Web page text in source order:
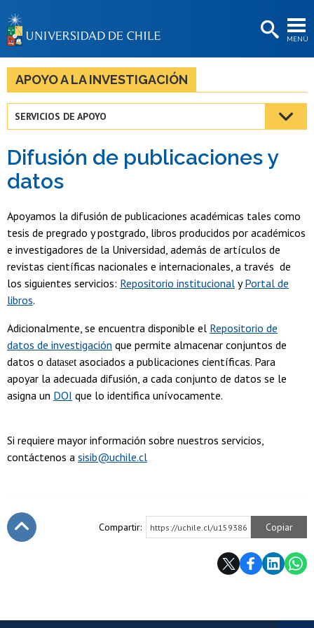
MENÚ
BIBLIOTECAS
LA UNIVERSIDAD
Estudiantes
Académicas/os
Egresadas/os
APOYO A LA INVESTIGACIÓN
SERVICIOS DE APOYO
Difusión de publicaciones y
datos
Apoyamos la difusión de publicaciones académicas tales como
tesis de pregrado y postgrado, libros producidos por académicos
e investigadores de la Universidad, además de artículos de
revistas científicas nacionales e internacionales, a través de
los siguientes servicios: Repositorio institucional yPortal de
libros.
Adicionalmente, se encuentra disponible el Repositorio de
datos de investigación que permite almacenar conjuntos de
datos o datasetasociados a publicaciones científicas. Para
apoyar la adecuada difusión, a cada conjunto de datos se le
asigna un DOI que lo identifica unívocamente.
Si requiere mayor información sobre nuestros servicios,
contáctenos a sisib@uchile.cl
Compartir: https://uchile.cl/u159386 Copiar